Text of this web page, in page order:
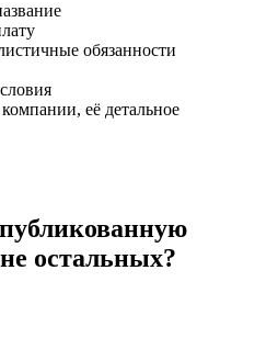
обязанности
её детальное
остальных?